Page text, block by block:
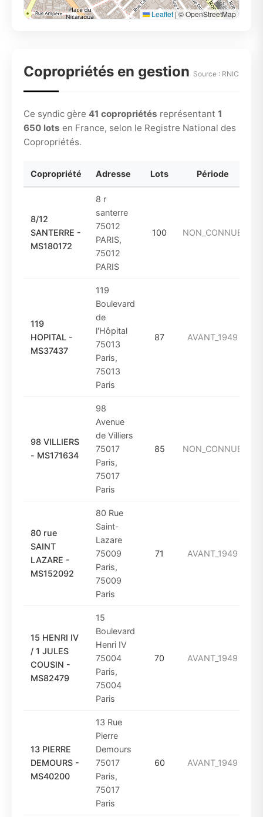
Leaflet |© OpenStreetMap
Copropriétés en gestion Source : RNIC
Ce syndic gère 41 copropriétés représentant 1
650 lots en France, selon le Registre National des
Copropriétés.
Copropriété Adresse Lots Période
8/12
SANTERRE -
MS180172
8 r
santerre
75012
PARIS,
75012
PARIS
100 NON_CONNUE
119
HOPITAL -
MS37437
119
Boulevard
de
l'Hôpital
75013
Paris,
75013
Paris
87 AVANT_1949
98 VILLIERS
- MS171634
98
Avenue
de Villiers
75017
Paris,
75017
Paris
85 NON_CONNUE
80 rue
SAINT
LAZARE -
MS152092
80 Rue
Saint-
Lazare
75009
Paris,
75009
Paris
71 AVANT_1949
15 HENRI IV
/ 1 JULES
COUSIN -
MS82479
15
Boulevard
Henri IV
75004
Paris,
75004
Paris
70 AVANT_1949
13 PIERRE
DEMOURS -
MS40200
13 Rue
Pierre
Demours
75017
Paris,
75017
Paris
60 AVANT_1949